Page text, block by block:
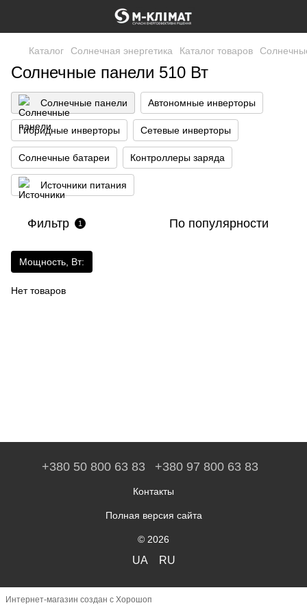
Каталог Солнечная энергетика Каталог товаров
Солнечные панели 510 Вт
Солнечные панели Автономные инверторы
Гибридные инверторы Сетевые инверторы
Солнечные батареи Контроллеры заряда
Источники питания
Фильтр 1 По популярности
Мощность, Вт:
Нет товаров
+380 50 800 63 83 +380 97 800 63 83
Контакты
Полная версия сайта
© 2026
UA RU
Интернет-магазин создан с Хорошоп